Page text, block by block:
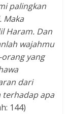
palingkan
Maka
Haram. Dan
wajahmu
yang
dari
terhadap apa
144)